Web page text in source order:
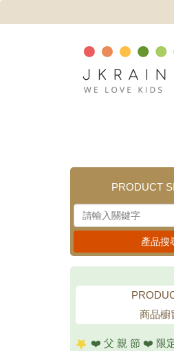
PRODUCT
產品搜
商品櫥
❤️ 父 親 節 ❤️ 限